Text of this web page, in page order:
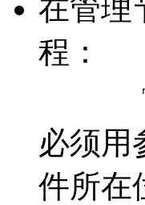
在管理
程：
必须用
件所在